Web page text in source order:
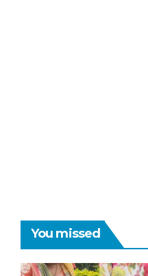
You missed